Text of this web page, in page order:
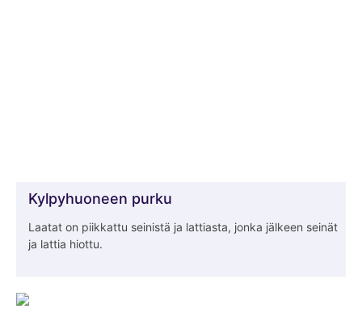
Kylpyhuoneen purku
Laatat on piikkattu seinistä ja lattiasta, jonka jälkeen seinät
ja lattia hiottu.